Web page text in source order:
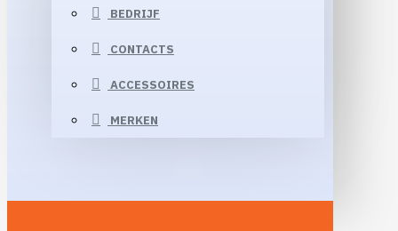
BEDRIJF
CONTACTS
ACCESSOIRES
MERKEN